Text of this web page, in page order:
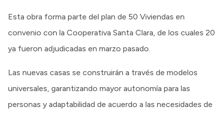
Esta obra forma parte del plan de 50 Viviendas en
convenio con la Cooperativa Santa Clara, de los cuales 20
ya fueron adjudicadas en marzo pasado.
Las nuevas casas se construirán a través de modelos
universales, garantizando mayor autonomía para las
personas y adaptabilidad de acuerdo a las necesidades de